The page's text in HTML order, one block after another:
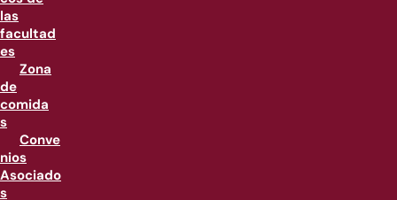
las
facultad
es
Zona
de
comida
s
Conve
nios
Asociado
s